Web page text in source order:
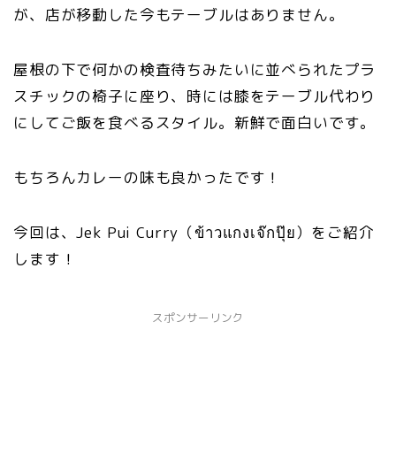
が、店が移動した今もテーブルはありません。
屋根の下で何かの検査待ちみたいに並べられたプラ
スチックの椅子に座り、時には膝をテーブル代わり
にしてご飯を食べるスタイル。新鮮で面白いです。
もちろんカレーの味も良かったです！
今回は、Jek Pui Curry（ข้าวแกงเจ๊กปุ๊ย）をご紹介
します！
スポンサーリンク